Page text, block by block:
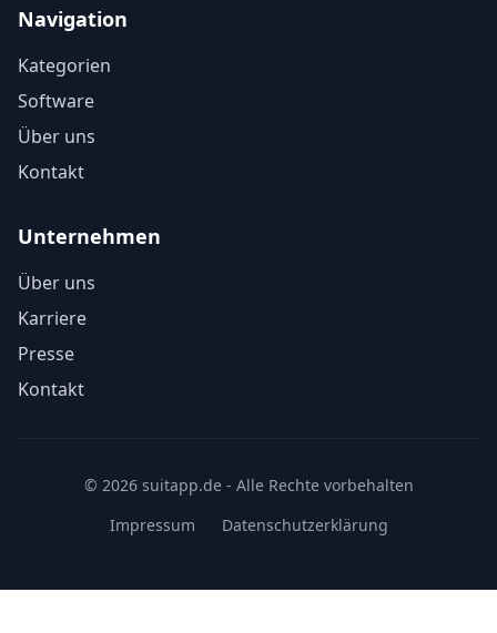
Navigation
Kategorien
Software
Über uns
Kontakt
Unternehmen
Über uns
Karriere
Presse
Kontakt
© 2026 suitapp.de - Alle Rechte vorbehalten
Impressum
Datenschutzerklärung